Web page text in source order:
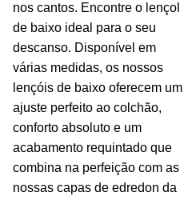
nos cantos. Encontre o lençol
de baixo ideal para o seu
descanso. Disponível em
várias medidas, os nossos
lençóis de baixo oferecem um
ajuste perfeito ao colchão,
conforto absoluto e um
acabamento requintado que
combina na perfeição com as
nossas capas de edredon da